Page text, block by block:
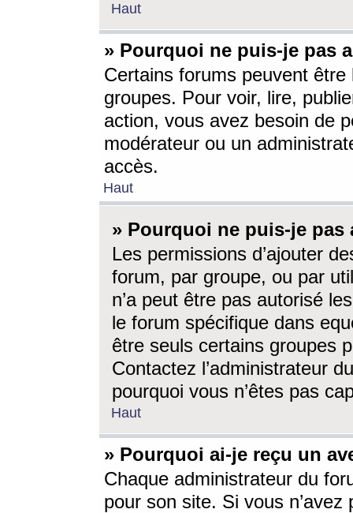
Haut
» Pourquoi ne puis-je pas
Certains forums peuvent être
groupes. Pour voir, lire,
action, vous avez besoin de
modérateur ou un
accès.
Haut
» Pourquoi ne puis-je
Les permissions d’ajouter
forum, par groupe, ou par
n’a peut être pas autorisé
le forum spécifique dans
être seuls certains groupes
Contactez l’administrateur
pourquoi vous n’êtes pas
Haut
» Pourquoi ai-je reçu un
Chaque administrateur du
pour son site. Si vous